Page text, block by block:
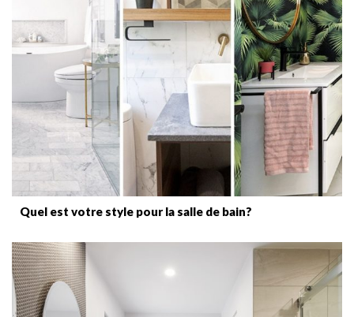
Quel est votre style pour la salle de bain?